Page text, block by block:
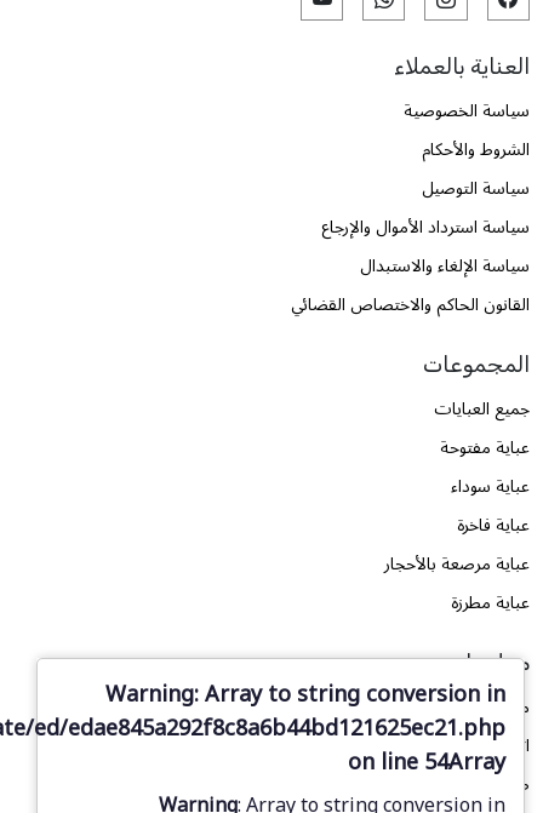
العناية بالعملاء
سياسة الخصوصية
الشروط والأحكام
سياسة التوصيل
سياسة استرداد الأموال والإرجاع
سياسة الإلغاء والاستبدال
القانون الحاكم والاختصاص القضائي
معلومات
من نحن
اتصل بنا
طلب تصميم
المجموعات
جميع العبايات
عباية مفتوحة
عباية سوداء
عباية فاخرة
عباية مرصعة بالأحجار
عباية مطرزة
Warning: Array to string conversion in
edae845a292f8c8a6b44bd121625ec21.php
on line54Array